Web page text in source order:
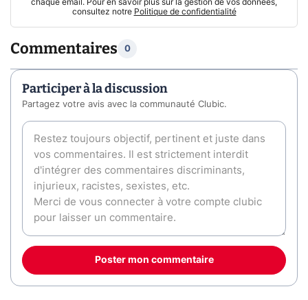
chaque email. Pour en savoir plus sur la gestion de vos données,
consultez notre Politique de confidentialité
Commentaires 0
Participer à la discussion
Partagez votre avis avec la communauté Clubic.
Poster mon commentaire